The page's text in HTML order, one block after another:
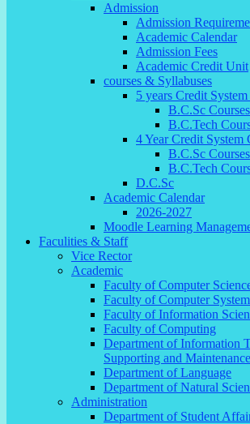
Admission
Admission
Academic Calendar
Admission Fees
Academic Credit Unit
courses & Syllabuses
5 years Credit
B.C.Sc Courses
B.C.Tech
4 Year Credit System
B.C.Sc Courses
B.C.Tech
D.C.Sc
Academic Calendar
2026-2027
Moodle Learning
Faculities & Staff
Vice Rector
Academic
Faculty of Computer
Faculty of Computer
Faculty of Information
Faculty of Computing
Department of Information
Supporting and Maintenance
Department of Language
Department of Natural
Administration
Department of Student